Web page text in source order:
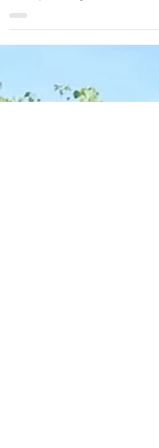
plots en geheel onverwachts (zoals dat met
ochtendlijk struikelen gaat) over het woord...